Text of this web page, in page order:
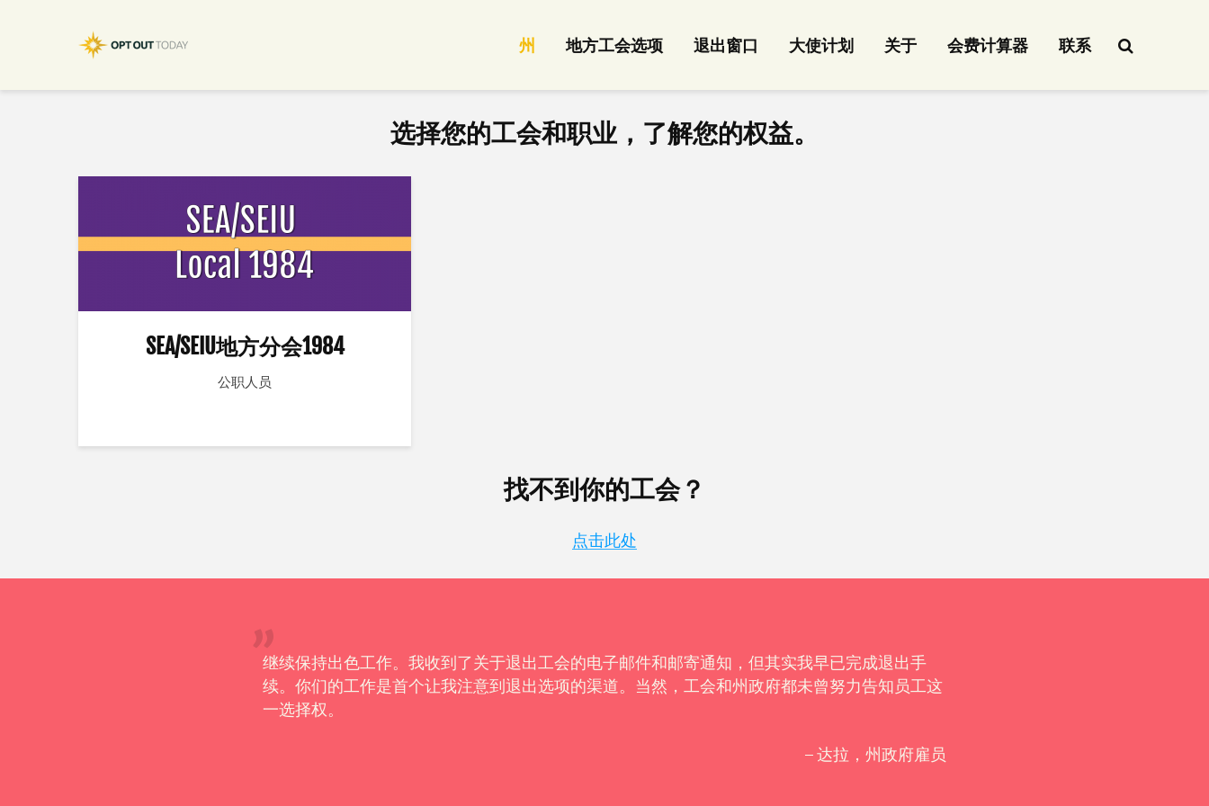
州 地方工会选项 退出窗口 大使计划 关于 会费计算器 联系
选择您的工会和职业，了解您的权益。
SEA/SEIU地方分会1984
公职人员
找不到你的工会？
点击此处
继续保持出色工作。我收到了关于退出工会的电子邮件和邮寄通知，但其实我早已完成退出手
续。你们的工作是首个让我注意到退出选项的渠道。当然，工会和州政府都未曾努力告知员工这
一选择权。
– 达拉，州政府雇员